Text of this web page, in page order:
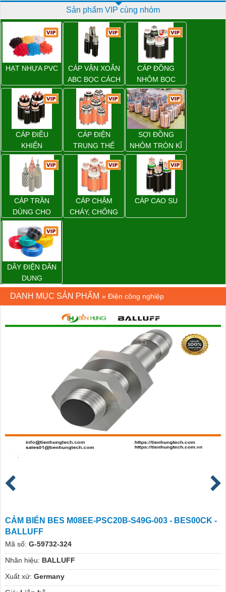
Sản phẩm VIP cùng nhóm
HẠT NHỰA PVC
CÁP VẶN XOẮN
ABC BỌC CÁCH
ĐIỆN XLPE
CÁP ĐỒNG
NHÔM BỌC
CÁP ĐIỀU
KHIỂN
CÁP ĐIỆN
TRUNG THẾ
SỢI ĐỒNG
NHÔM TRÒN KĨ
THUẬT ĐIỆN
CÁP TRẦN
DÙNG CHO
ĐƯỜNG DÂY
TẢI ĐIỆN TRÊN
KHÔNG
CÁP CHẬM
CHÁY, CHỐNG
CÁP CAO SU
DÂY ĐIỆN DÂN
DỤNG
DANH MỤC SẢN PHẨM » Điện công nghiệp
CẢM BIẾN BES M08EE-PSC20B-S49G-003 - BES00CK -
BALLUFF
Mã số: G-59732-324
Nhãn hiệu: BALLUFF
Xuất xứ: Germany